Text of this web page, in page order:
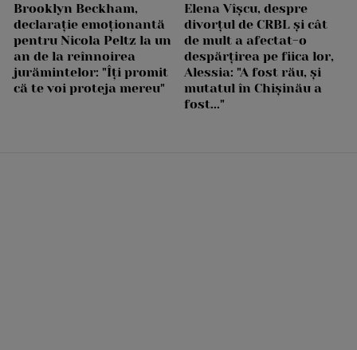
Brooklyn Beckham,
declarație emoționantă
pentru Nicola Peltz la un
an de la reînnoirea
jurămintelor: "Îți promit
că te voi proteja mereu"
Elena Vîșcu, despre
divorțul de CRBL și cât
de mult a afectat-o
despărțirea pe fiica lor,
Alessia: "A fost rău, și
mutatul în Chișinău a
fost..."